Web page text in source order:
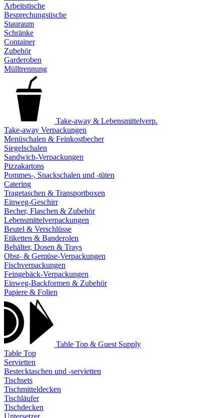
Arbeitstische
Besprechungstische
Stauraum
Schränke
Container
Zubehör
Garderoben
Mülltrennung
Take-away & Lebensmittelverp.
Take-away Verpackungen
Menüschalen & Feinkostbecher
Siegelschalen
Sandwich-Verpackungen
Pizzakartons
Pommes-, Snackschalen und -tüten
Catering
Tragetaschen & Transportboxen
Einweg-Geschirr
Becher, Flaschen & Zubehör
Lebensmittelverpackungen
Beutel & Verschlüsse
Etiketten & Banderolen
Behälter, Dosen & Trays
Obst- & Gemüse-Verpackungen
Fischverpackungen
Feingebäck-Verpackungen
Einweg-Backformen & Zubehör
Papiere & Folien
Table Top & Guest Supply
Table Top
Servietten
Bestecktaschen und -servietten
Tischsets
Tischmitteldecken
Tischläufer
Tischdecken